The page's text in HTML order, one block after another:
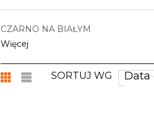
CZARNO NA BIAŁYM
Więcej
SORTUJ WG